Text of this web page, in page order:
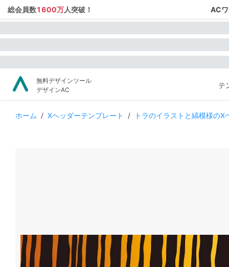
総会員数1600万人突破！ AC
無料デザインツール
デザインAC
テ
ホーム / Xヘッダーテンプレート / トラのイラストと縞模様のX